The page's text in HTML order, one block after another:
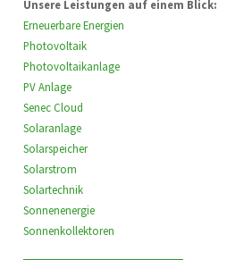
Unsere Leistungen auf einem Blick:
Erneuerbare Energien
Photovoltaik
Photovoltaikanlage
PV Anlage
Senec Cloud
Solaranlage
Solarspeicher
Solarstrom
Solartechnik
Sonnenenergie
Sonnenkollektoren